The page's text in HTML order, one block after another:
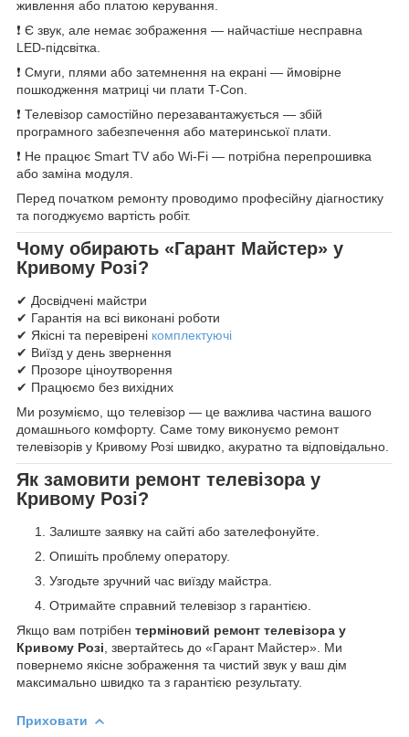
живлення або платою керування.
❗ Є звук, але немає зображення — найчастіше несправна
LED-підсвітка.
❗ Смуги, плями або затемнення на екрані — ймовірне
пошкодження матриці чи плати T-Con.
❗ Телевізор самостійно перезавантажується — збій
програмного забезпечення або материнської плати.
❗ Не працює Smart TV або Wi-Fi — потрібна перепрошивка
або заміна модуля.
Перед початком ремонту проводимо професійну діагностику
та погоджуємо вартість робіт.
Чому обирають «Гарант Майстер» у
Кривому Розі?
✔ Досвідчені майстри
✔ Гарантія на всі виконані роботи
✔ Якісні та перевірені комплектуючі
✔ Виїзд у день звернення
✔ Прозоре ціноутворення
✔ Працюємо без вихідних
Ми розуміємо, що телевізор — це важлива частина вашого
домашнього комфорту. Саме тому виконуємо ремонт
телевізорів у Кривому Розі швидко, акуратно та відповідально.
Як замовити ремонт телевізора у
Кривому Розі?
Залиште заявку на сайті або зателефонуйте.
Опишіть проблему оператору.
Узгодьте зручний час виїзду майстра.
Отримайте справний телевізор з гарантією.
Якщо вам потрібен терміновий ремонт телевізора у
Кривому Розі , звертайтесь до «Гарант Майстер». Ми
повернемо якісне зображення та чистий звук у ваш дім
максимально швидко та з гарантією результату.
Приховати